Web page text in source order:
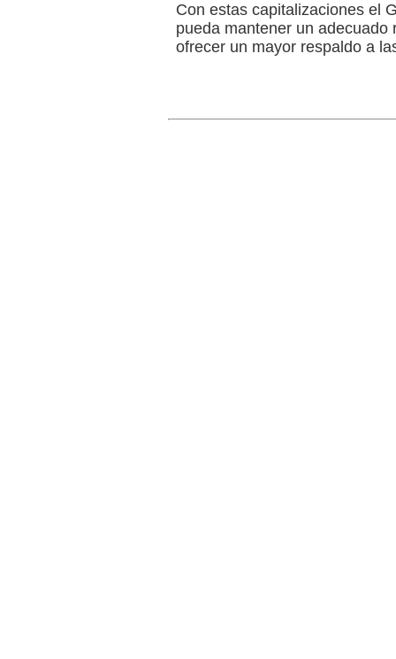
Con estas capitalizaciones el
pueda mantener un
ofrecer un mayor respaldo a